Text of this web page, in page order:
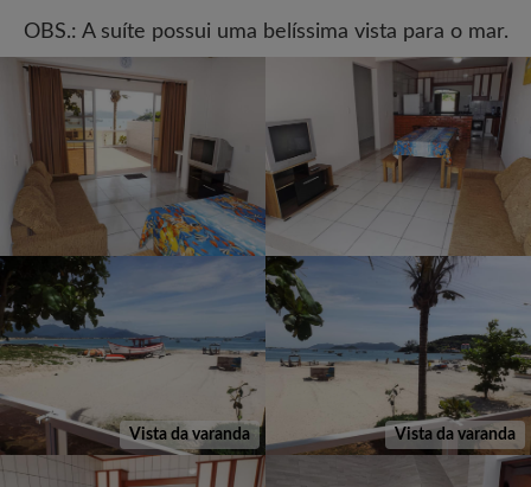
OBS.: A suíte possui uma belíssima vista para o mar.
Vista da varanda Vista da varanda